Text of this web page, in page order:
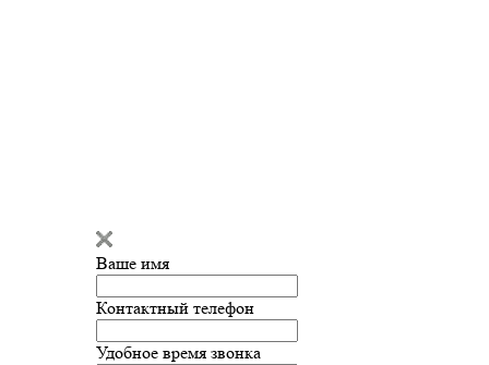
Ваше имя
Контактный телефон
Удобное время звонка